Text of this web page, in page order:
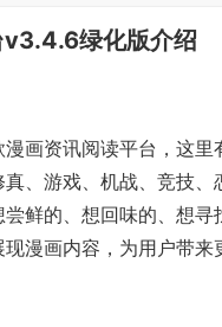
v3.4.6绿化版介绍
画资讯阅读平台，这
、游戏、机战、竞技
尝鲜的、想回味的、想
漫画内容，为用户带来